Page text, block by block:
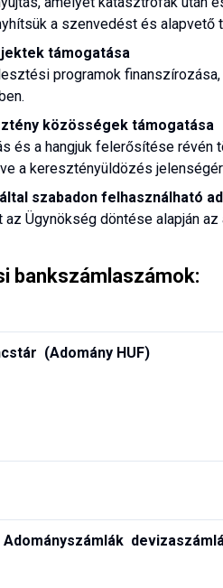
a szenvedést és alapvető
támogatása
programok
közösségek támogatása
és a hangjuk felerősítése
a keresztényüldözés
szabadon felhasználható
az Ügynökség döntése alapján
bankszámlaszámok:
(Adomány HUF)
Adományszámlák